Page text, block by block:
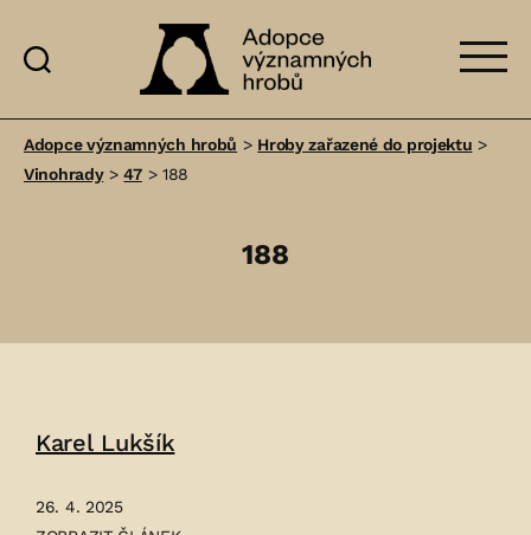
významných
Adopce významných hrobů > Hroby zařazené do projektu >
Vinohrady>47> 188
188
Karel Lukšík
26. 4. 2025